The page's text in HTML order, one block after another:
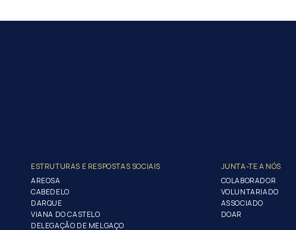
ESTRUTURAS E RESPOSTAS SOCIAIS
AREOSA
CABEDELO
DARQUE
VIANA DO CASTELO
DELEGAÇÃO DE MELGAÇO
JUNTA-TE A NÓS
COLABORADOR
VOLUNTARIADO
ASSOCIADO
DOAR